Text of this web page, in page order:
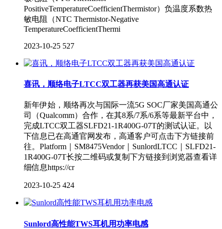
PositiveTemperatureCoefficientThermistor）负温度系数热
敏电阻（NTC Thermistor-Negative
TemperatureCoefficientThermi
2023-10-25 527
喜讯，顺络电子LTCC双工器再获美国高通认证
新年伊始，顺络再次与国际一流5G SOC厂家美国高通公
司（Qualcomm）合作，在其8系/7系/6系等最新平台中，
完成LTCC双工器SLFD21-1R400G-07T的测试认证。以
下信息已在高通官网发布，高通客户可点击下方链接前
往。Platform｜SM8475Vendor｜SunlordLTCC｜SLFD21-
1R400G-07T长按二维码或复制下方链接到浏览器查看详
细信息https://cr
2023-10-25 424
Sunlord高性能TWS耳机用功率电感